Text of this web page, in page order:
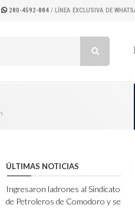
280-4592-884 / LÍNEA EXCLUSIVA DE
ÚLTIMAS NOTICIAS
Ingresaron ladrones al Sindicato
de Petroleros de Comodoro y se